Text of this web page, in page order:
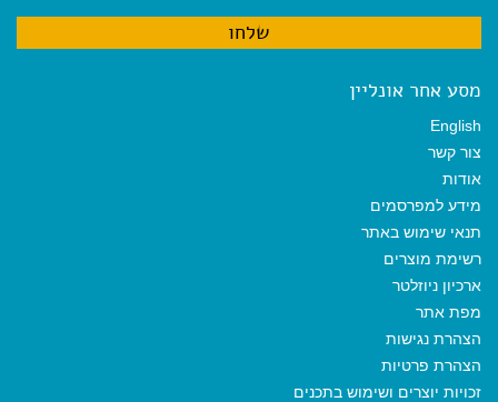
מסע אחר אונליין
English
צור קשר
אודות
מידע למפרסמים
תנאי שימוש באתר
רשימת מוצרים
ארכיון ניוזלטר
מפת אתר
הצהרת נגישות
הצהרת פרטיות
זכויות יוצרים ושימוש בתכנים